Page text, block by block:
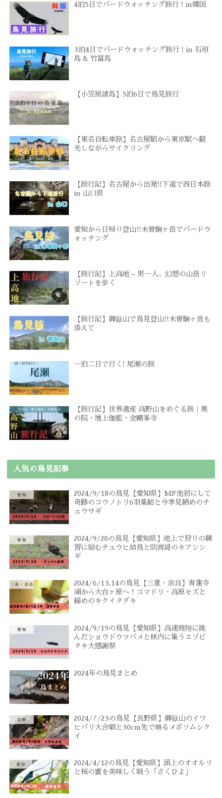
4泊5日でバードウォッチング旅行 ! in韓国
3泊4日でバードウォッチング旅行 ! in 石垣
島 & 竹富島
【小笠原諸島】5泊6日で鳥見旅行
【東名自転車旅】名古屋駅から東京駅へ観
光しながらサイクリング
【旅行記】名古屋から出発!!下道で西日本旅
in 山口県
愛知から日帰り登山!!木曽駒ヶ岳でバードウ
ォッチング
【旅行記】上高地 – 男一人、幻想の山岳リ
ゾートを歩く
【旅行記】御嶽山で鳥見登山!!木曽駒ヶ岳も
添えて
一泊二日で行く! 尾瀬の旅
【旅行記】世界遺産 高野山をめぐる旅｜奥
の院・壇上伽藍・金剛峯寺
人気の鳥見記事
2024/9/18の鳥見【愛知県】MF池初にして
奇跡のコウノトリ6羽集結と今季見納めのチ
ュウサギ
2024/9/20の鳥見【愛知県】地上で狩りの練
習に励むチュウヒ幼鳥と防波堤のキアシシ
ギ
2024/6/13,14の鳥見【三重・奈良】青蓮寺
湖から大台ヶ原へ！コマドリ・高原モズと
締めのキクイタダキ
2024/9/19の鳥見【愛知県】高速飛翔に挑
んだショウドウツバメと林内に集うエゾビ
タキ大感謝祭
2024年の鳥見まとめ
2024/7/23の鳥見【長野県】御嶽山のイワ
ヒバリ大合唱と30cm先で囀るメボソムシク
イ
2024/4/12の鳥見【愛知県】頭上のオオルリ
と桜の蜜を美味しく吸う「さくひよ」